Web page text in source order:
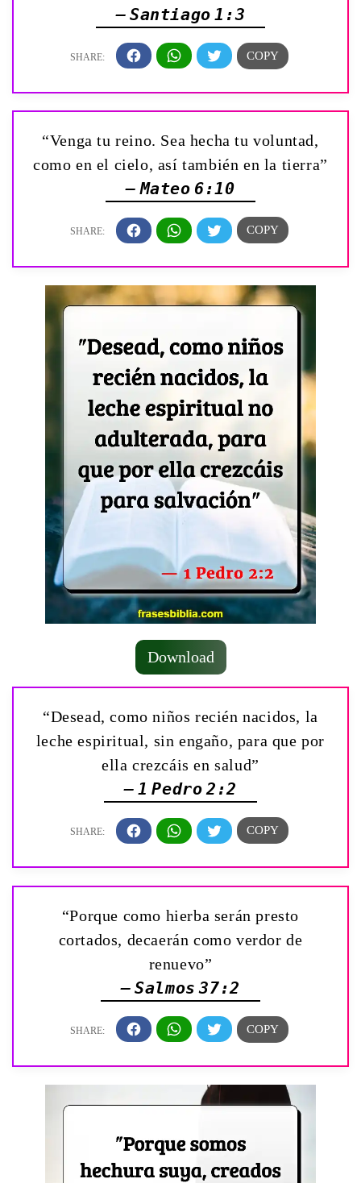
— Santiago 1:3
“Venga tu reino. Sea hecha tu voluntad,
como en el cielo, así también en la tierra”
— Mateo 6:10
Download
“Desead, como niños recién nacidos, la
leche espiritual, sin engaño, para que por
ella crezcáis en salud”
— 1 Pedro 2:2
“Porque como hierba serán presto
cortados, decaerán como verdor de
renuevo”
— Salmos 37:2